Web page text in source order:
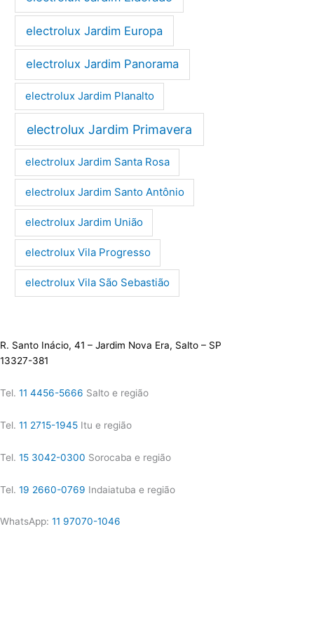
electrolux Jardim Europa
electrolux Jardim Panorama
electrolux Jardim Planalto
electrolux Jardim Primavera
electrolux Jardim Santa Rosa
electrolux Jardim Santo Antônio
electrolux Jardim União
electrolux Vila Progresso
electrolux Vila São Sebastião
R. Santo Inácio, 41 – Jardim Nova Era, Salto – SP
13327-381
Tel. 11 4456-5666 Salto e região
Tel. 11 2715-1945 Itu e região
Tel. 15 3042-0300 Sorocaba e região
Tel. 19 2660-0769 Indaiatuba e região
WhatsApp: 11 97070-1046